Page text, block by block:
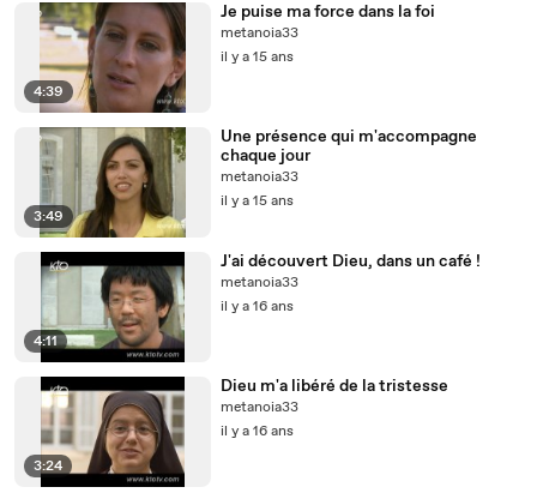
4:39
Je puise ma force dans la foi
metanoia33
il y a 15 ans
3:49
Une présence qui m'accompagne
chaque jour
metanoia33
il y a 15 ans
4:11
J'ai découvert Dieu, dans un café !
metanoia33
il y a 16 ans
3:24
Dieu m'a libéré de la tristesse
metanoia33
il y a 16 ans